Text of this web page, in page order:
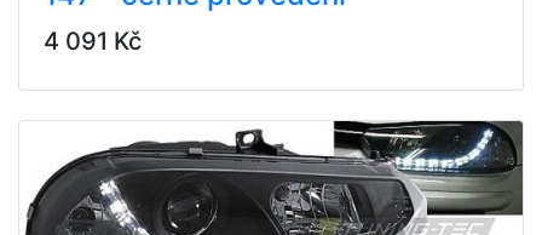
4 091 Kč